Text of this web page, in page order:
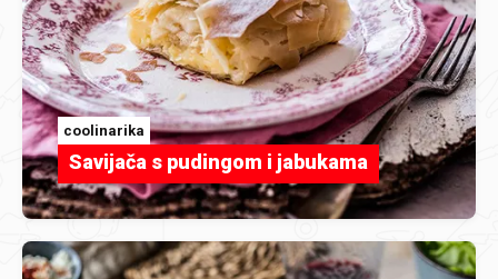
coolinarika
Savijača s pudingom i jabukama